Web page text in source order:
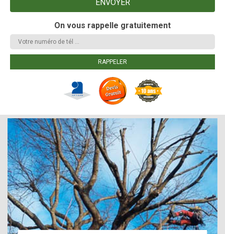
On vous rappelle gratuitement